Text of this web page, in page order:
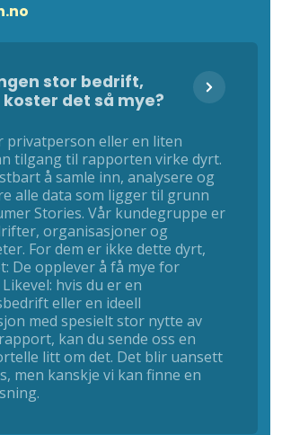
stor bedrift,
det så mye?
privatperson eller en liten
tilgang til rapporten virke dyrt.
å samle inn, analysere og
alle data som ligger til grunn
Stories. Vår kundegruppe er
organisasjoner og
For dem er ikke dette dyrt,
De opplever å få mye for
hvis du er en
eller en ideell
med spesielt stor nytte av
kan du sende oss en
litt om det. Det blir uansett
men kanskje vi kan finne en